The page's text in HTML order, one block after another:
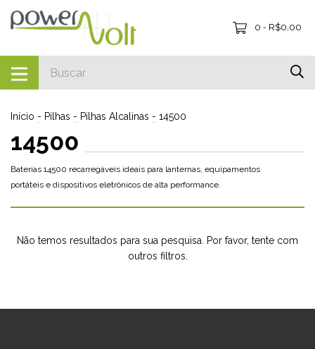
0 - R$0,00
Início - Pilhas - Pilhas Alcalinas - 14500
14500
Baterias 14500 recarregáveis ideais para lanternas, equipamentos
portáteis e dispositivos eletrônicos de alta performance.
Não temos resultados para sua pesquisa. Por favor, tente com
outros filtros.